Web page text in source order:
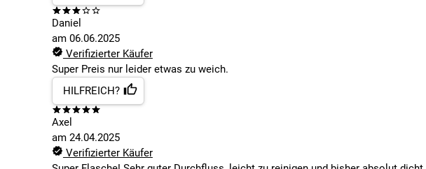
Daniel
am 06.06.2025
Verifizierter Käufer
Super Preis nur leider etwas zu weich.
HILFREICH?
Axel
am 24.04.2025
Verifizierter Käufer